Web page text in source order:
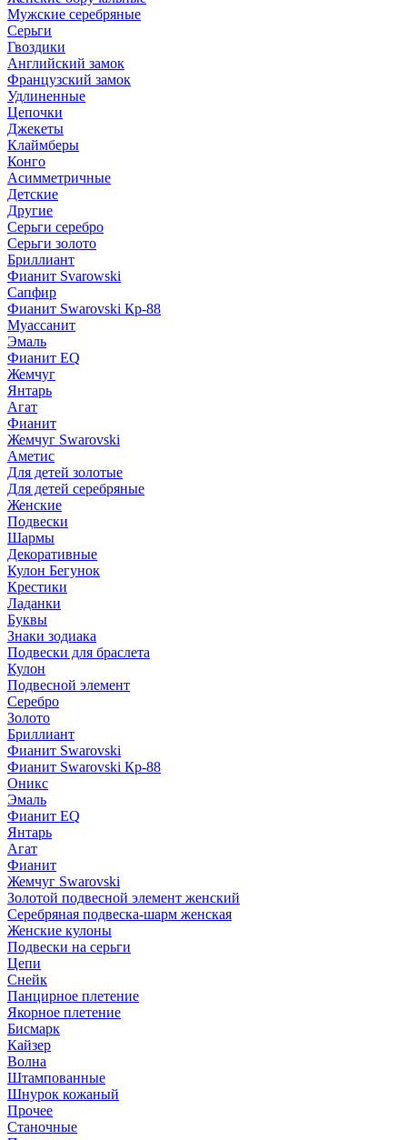
Мужские серебряные
Серьги
Гвоздики
Английский замок
Французский замок
Удлиненные
Цепочки
Джекеты
Клаймберы
Конго
Асимметричные
Детские
Другие
Серьги серебро
Серьги золото
Бриллиант
Фианит Svarowski
Сапфир
Фианит Swarovski Кр-88
Муассанит
Эмаль
Фианит EQ
Жемчуг
Янтарь
Агат
Фианит
Жемчуг Swarovski
Аметис
Для детей золотые
Для детей серебряные
Женские
Подвески
Шармы
Декоративные
Кулон Бегунок
Крестики
Ладанки
Буквы
Знаки зодиака
Подвески для браслета
Кулон
Подвесной элемент
Серебро
Золото
Бриллиант
Фианит Swarovski
Фианит Swarovski Кр-88
Оникс
Эмаль
Фианит EQ
Янтарь
Агат
Фианит
Жемчуг Swarovski
Золотой подвесной элемент женcкий
Серебряная подвеска-шарм женская
Женские кулоны
Подвески на серьги
Цепи
Снейк
Панцирное плетение
Якорное плетение
Бисмарк
Кайзер
Волна
Штампованные
Шнурок кожаный
Прочее
Станочные